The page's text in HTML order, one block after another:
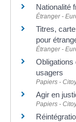
Nationalité
Étranger -
Titres,
pour
Étranger -
Obligations
usagers
Papiers -
Agir en
Papiers -